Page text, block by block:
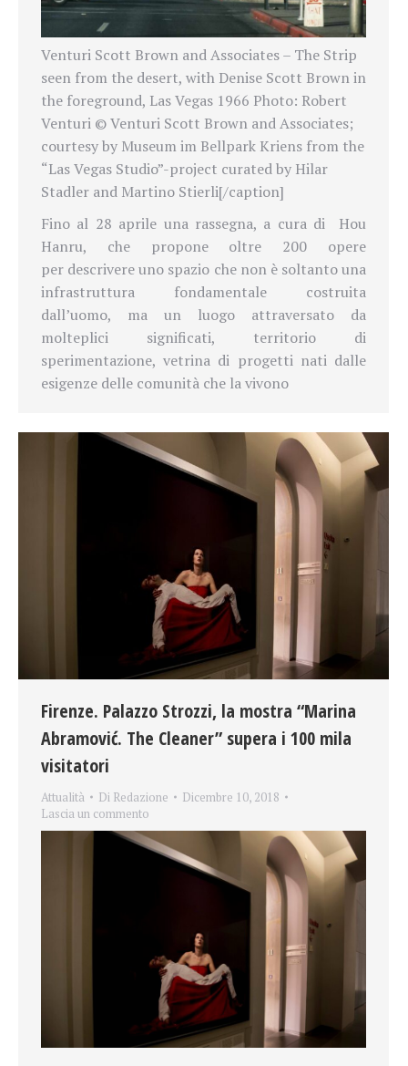
Venturi Scott Brown and Associates – The Strip
seen from the desert, with Denise Scott Brown in
the foreground, Las Vegas 1966 Photo: Robert
Venturi © Venturi Scott Brown and Associates;
courtesy by Museum im Bellpark Kriens from the
“Las Vegas Studio”-project curated by Hilar
Stadler and Martino Stierli[/caption]
Fino al 28 aprile una rassegna, a cura di Hou
Hanru, che propone oltre 200 opere
per descrivere uno spazio che non è soltanto una
infrastruttura fondamentale costruita
dall’uomo, ma un luogo attraversato da
molteplici significati, territorio di
sperimentazione, vetrina di progetti nati dalle
esigenze delle comunità che la vivono
Firenze. Palazzo Strozzi, la mostra “Marina
Abramović. The Cleaner” supera i 100 mila
visitatori
Attualità Di Redazione
Dicembre 10, 2018
Lascia un commento